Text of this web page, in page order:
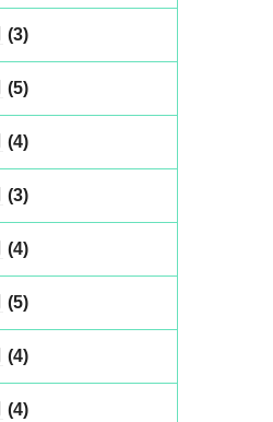
(3)
(5)
(4)
(3)
(4)
(5)
(4)
(4)